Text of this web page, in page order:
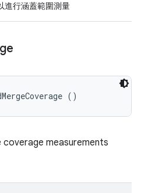
進行涵蓋範圍測量
()
measurements